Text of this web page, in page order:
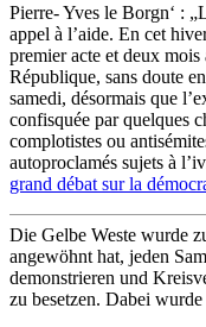
Pierre- Yves le Borgn‘ :
appel à l’aide. En cet
premier acte et deux mois
République, sans doute
samedi, désormais que
confisquée par quelques
complotistes ou
autoproclamés sujets à
grand débat sur la
Die Gelbe Weste wurde
angewöhnt hat, jeden
demonstrieren und
zu besetzen. Dabei